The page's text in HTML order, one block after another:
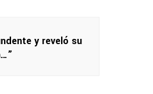
y reveló su